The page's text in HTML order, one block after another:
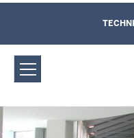
Amtsgericht
Sitzungstermine
Direkt zum Inhalt
Leichte Sprache,
und